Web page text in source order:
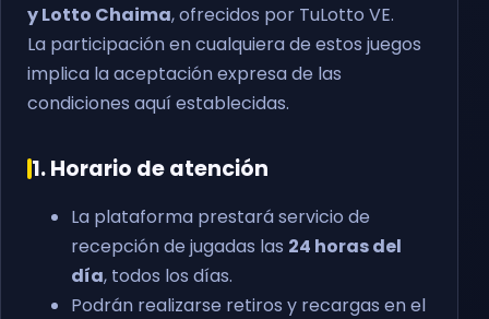
y Lotto Chaima, ofrecidos por TuLotto VE.
La participación en cualquiera de estos juegos
implica la aceptación expresa de las
condiciones aquí establecidas.
1. Horario de atención
La plataforma prestará servicio de
recepción de jugadas las 24 horas del
día, todos los días.
Podrán realizarse retiros y recargas en el